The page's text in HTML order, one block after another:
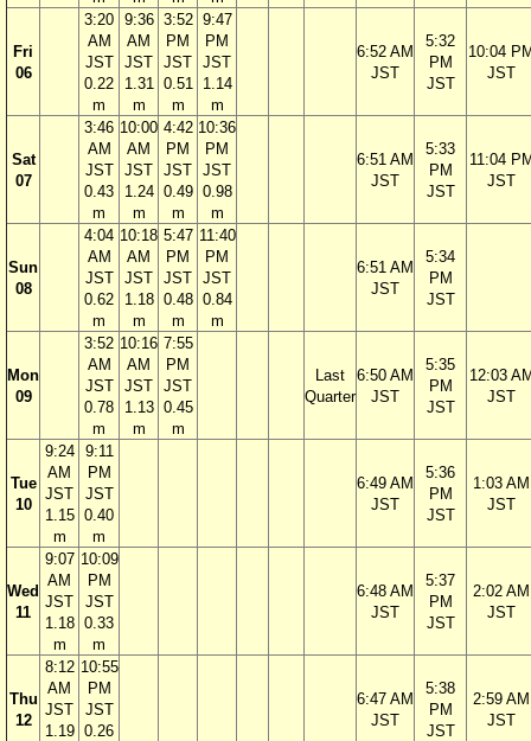
Fri
06
3:20
AM
JST
0.22
m
9:36
AM
JST
1.31
m
3:52
PM
JST
0.51
m
9:47
PM
JST
1.14
m
6:52 AM
JST
5:32
PM
JST
10:04
JST
Sat
07
3:46
AM
JST
0.43
m
10:00
AM
JST
1.24
m
4:42
PM
JST
0.49
m
10:36
PM
JST
0.98
m
6:51 AM
JST
5:33
PM
JST
11:04
JST
Sun
08
4:04
AM
JST
0.62
m
10:18
AM
JST
1.18
m
5:47
PM
JST
0.48
m
11:40
PM
JST
0.84
m
6:51 AM
JST
5:34
PM
JST
Mon
09
3:52
AM
JST
0.78
m
10:16
AM
JST
1.13
m
7:55
PM
JST
0.45
m
Last
Quarter
6:50 AM
JST
5:35
PM
JST
12:03
JST
Tue
10
9:24
AM
JST
1.15
m
9:11
PM
JST
0.40
m
6:49 AM
JST
5:36
PM
JST
1:03 AM
JST
Wed
11
9:07
AM
JST
1.18
m
10:09
PM
JST
0.33
m
6:48 AM
JST
5:37
PM
JST
2:02 AM
JST
Thu
12
8:12
AM
JST
1.19
10:55
PM
JST
0.26
6:47 AM
JST
5:38
PM
JST
2:59 AM
JST